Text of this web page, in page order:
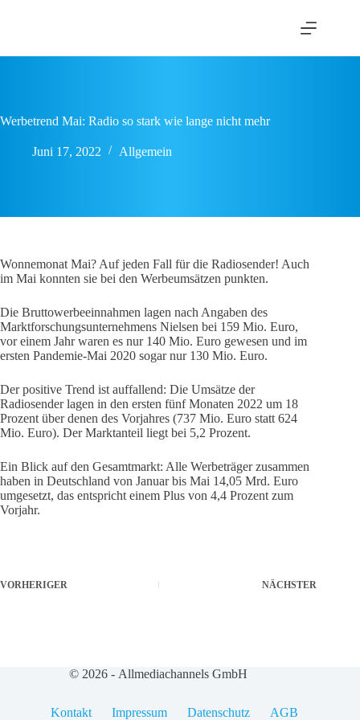
Werbetrend Mai: Radio so stark wie lange nicht mehr
Juni 17, 2022 Allgemein
Wonnemonat Mai? Auf jeden Fall für die Radiosender! Auch
im Mai konnten sie bei den Werbeumsätzen punkten.
Die Bruttowerbeeinnahmen lagen nach Angaben des
Marktforschungsunternehmens Nielsen bei 159 Mio. Euro,
vor einem Jahr waren es nur 140 Mio. Euro gewesen und im
ersten Pandemie-Mai 2020 sogar nur 130 Mio. Euro.
Der positive Trend ist auffallend: Die Umsätze der
Radiosender lagen in den ersten fünf Monaten 2022 um 18
Prozent über denen des Vorjahres (737 Mio. Euro statt 624
Mio. Euro). Der Marktanteil liegt bei 5,2 Prozent.
Ein Blick auf den Gesamtmarkt: Alle Werbeträger zusammen
haben in Deutschland von Januar bis Mai 14,05 Mrd. Euro
umgesetzt, das entspricht einem Plus von 4,4 Prozent zum
Vorjahr.
VORHERIGER NÄCHSTER
© 2026 - Allmediachannels GmbH
Kontakt Impressum Datenschutz AGB